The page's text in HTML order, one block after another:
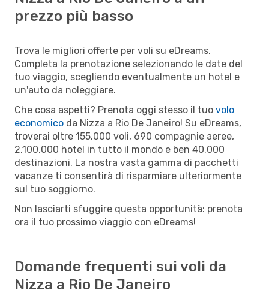
prezzo più basso
Trova le migliori offerte per voli su eDreams.
Completa la prenotazione selezionando le date del
tuo viaggio, scegliendo eventualmente un hotel e
un'auto da noleggiare.
Che cosa aspetti? Prenota oggi stesso il tuo volo
economico da Nizza a Rio De Janeiro! Su eDreams,
troverai oltre 155.000 voli, 690 compagnie aeree,
2.100.000 hotel in tutto il mondo e ben 40.000
destinazioni. La nostra vasta gamma di pacchetti
vacanze ti consentirà di risparmiare ulteriormente
sul tuo soggiorno.
Non lasciarti sfuggire questa opportunità: prenota
ora il tuo prossimo viaggio con eDreams!
Domande frequenti sui voli da
Nizza a Rio De Janeiro